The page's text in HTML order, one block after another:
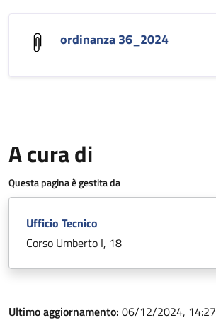
ordinanza 36_2024
A cura di
Questa pagina è gestita da
Ufficio Tecnico
Corso Umberto I, 18
Ultimo aggiornamento: 06/12/2024, 14:27